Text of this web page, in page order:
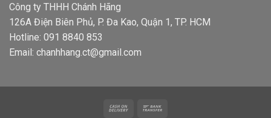
Công ty THHH Chánh Hãng
126A Điện Biên Phủ, P. Đa Kao, Quận 1, TP. HCM
Hotline: 091 8840 853
Email: chanhhang.ct@gmail.com
Cash